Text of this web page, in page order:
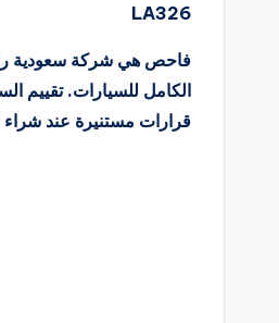
LA326
فاحص هي شركة سعودية
الكامل للسيارات. تقييم
قرارات مستنيرة عند